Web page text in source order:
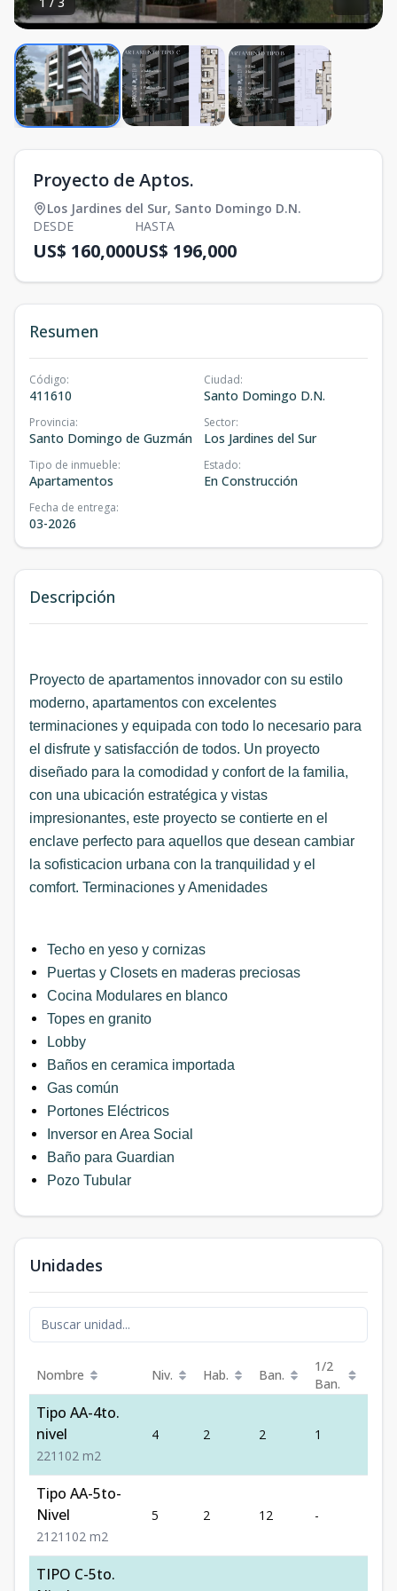
Proyecto de Aptos.
Los Jardines del Sur, Santo Domingo D.N.
DESDE
US$ 160,000
HASTA
US$ 196,000
Resumen
Código:
411610
Ciudad:
Santo Domingo D.N.
Provincia:
Santo Domingo de Guzmán
Sector:
Los Jardines del Sur
Tipo de inmueble:
Apartamentos
Estado:
En Construcción
Fecha de entrega:
03-2026
Descripción
Proyecto de apartamentos innovador con su estilo
moderno, apartamentos con excelentes
terminaciones y equipada con todo lo necesario para
el disfrute y satisfacción de todos. Un proyecto
diseñado para la comodidad y confort de la familia,
con una ubicación estratégica y vistas
impresionantes, este proyecto se contierte en el
enclave perfecto para aquellos que desean cambiar
la sofisticacion urbana con la tranquilidad y el
comfort. Terminaciones y Amenidades
Techo en yeso y cornizas
Puertas y Closets en maderas preciosas
Cocina Modulares en blanco
Topes en granito
Lobby
Baños en ceramica importada
Gas común
Portones Eléctricos
Inversor en Area Social
Baño para Guardian
Pozo Tubular
Unidades
Nombre Niv. Hab. Ban.
1/2
Ban.
Tipo AA-4to.
nivel
221 102 m2
4 2 2 1
Tipo AA-5to-
Nivel
2121 102 m2
5 2 12 -
TIPO C-5to.